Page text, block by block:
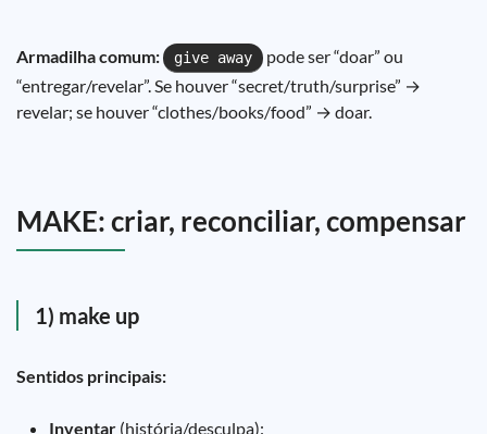
Armadilha comum: give away
pode ser “doar” ou
“entregar/revelar”. Se houver “secret/truth/surprise” →
revelar; se houver “clothes/books/food” → doar.
MAKE: criar, reconciliar, compensar
1) make up
Sentidos principais:
Inventar (história/desculpa):